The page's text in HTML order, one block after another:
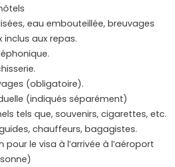
eau embouteillée, breuvages
inclus aux repas.
(obligatoire).
(indiqués séparément)
tels que, souvenirs, cigarettes, etc.
chauffeurs, bagagistes.
pour le visa à l’arrivée à l’aéroport